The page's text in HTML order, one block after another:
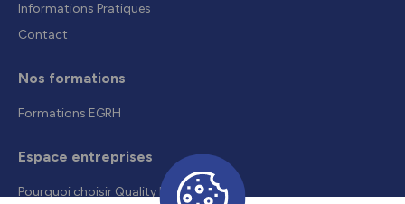
Informations Pratiques
Contact
Nos formations
Formations EGRH
Espace entreprises
Pourquoi choisir Quality Formation